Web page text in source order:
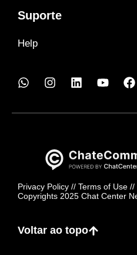
Suporte
Help
Privacy Policy // Terms of Use //
Copyrights 2025 Chat Center
Voltar ao topo